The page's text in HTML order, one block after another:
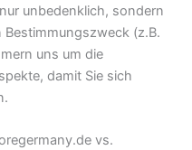
unbedenklich, sondern
Bestimmungszweck (z.B.
uns um die
damit Sie sich
vs.